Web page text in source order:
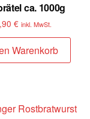
ca. 1000g
€ inkl. MwSt.
Warenkorb